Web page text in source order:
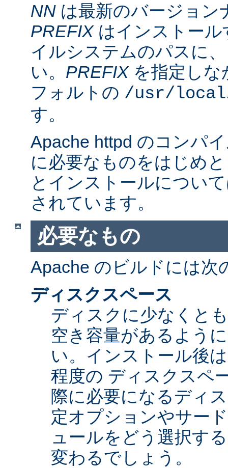
NN は最新のバージョン
PREFIXはインストール
イルシステムのパスに
い。 PREFIXを指定しな
フォルトの /usr/local/
す。
Apache httpd のコンパ
に必要なものをはじめ
とインストールについ
されています。
必要なもの
Apache のビルドには次
ディスクスペース
ディスクに少なくと
空き容量があるよう
い。インストール後
程度の ディスクスペ
際に必要になるディ
定オプションやサー
ュールをどう選択す
変わるでしょう。